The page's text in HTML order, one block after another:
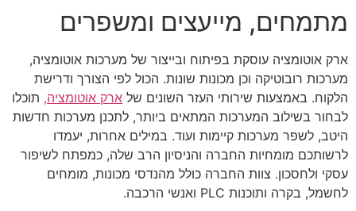
מתמחים, מייעצים ומשפרים
ארק אוטומציה עוסקת בפיתוח ובייצור של מערכות אוטומציה,
מערכות רובוטיקה וכן מכונות שונות. הכול לפי הצורך ודרישת
הלקוח. באמצעות שירותי העזר השונים של ארק אוטומציה, תוכלו
לבחור בשילוב המערכות המתאים ביותר, לתכנן מערכות חדשות
היטב, לשפר מערכות קיימות ועוד. במילים אחרות, יעמדו
לרשותכם מומחיות החברה והניסיון הרב שלה, כמפתח לשיפור
עסקי ולחסכון. צוות החברה כולל מהנדסי מכונות, מומחים
לחשמל, בקרה ותוכנות PLC ואנשי הרכבה.